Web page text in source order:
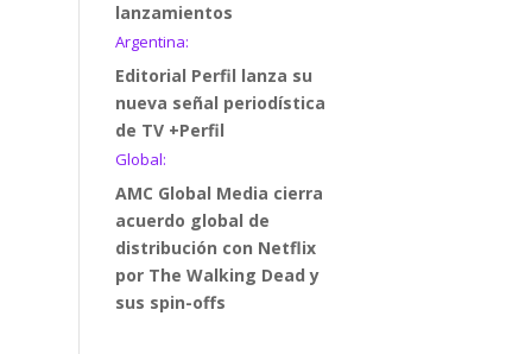
lanzamientos
Argentina:
Editorial Perfil lanza su
nueva señal periodística
de TV +Perfil
Global:
AMC Global Media cierra
acuerdo global de
distribución con Netflix
por The Walking Dead y
sus spin-offs